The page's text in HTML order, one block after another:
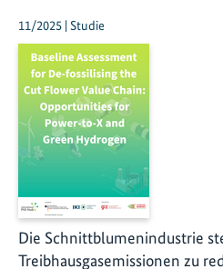
11/2025 | Studie
Die Schnittblumenindustrie
Treibhausgasemissionen zu